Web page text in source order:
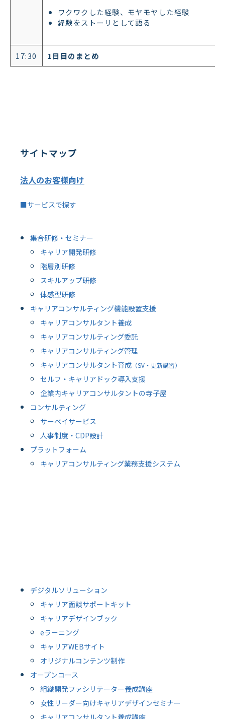
ワクワクした経験、モヤモヤした経験
経験をストーリとして語る
17:30 1日目のまとめ
サイトマップ
法人のお客様向け
■サービスで探す
集合研修・セミナー
キャリア開発研修
階層別研修
スキルアップ研修
体感型研修
キャリアコンサルティング機能設置支援
キャリアコンサルタント養成
キャリアコンサルティング委託
キャリアコンサルティング管理
キャリアコンサルタント育成 （SV・更新講習）
セルフ・キャリアドック導入支援
企業内キャリアコンサルタントの寺子屋
コンサルティング
サーベイサービス
人事制度・CDP設計
プラットフォーム
キャリアコンサルティング業務支援システム
デジタルソリューション
キャリア面談サポートキット
キャリアデザインブック
eラーニング
キャリアWEBサイト
オリジナルコンテンツ制作
オープンコース
組織開発ファシリテーター養成講座
女性リーダー向けキャリアデザインセミナー
キャリアコンサルタント養成講座